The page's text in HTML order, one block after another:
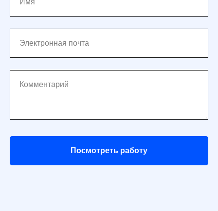
Имя
Электронная почта
Комментарий
Посмотреть работу